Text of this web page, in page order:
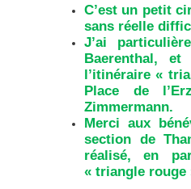
C’est un petit
sans réelle
J’ai
Baerenthal,
l’itinéraire «
Place de
Zimmermann.
Merci aux
section de
réalisé, en
« triangle rouge